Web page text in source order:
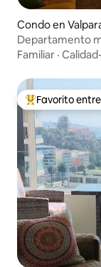
Condo en
Departamento
Familiar ·
Favorito entre
Favorito